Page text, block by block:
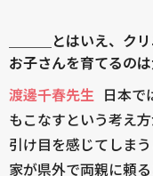
＿＿＿とはいえ、ク
お子さんを育てるの
渡邊千春先生
日本で
もこなすという考え
引け目を感じてしま
家が県外で両親に頼